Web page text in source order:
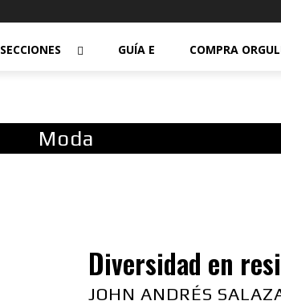
SECCIONES GUÍA E COMPRA
Moda
Diversidad en
JOHN ANDRÉS